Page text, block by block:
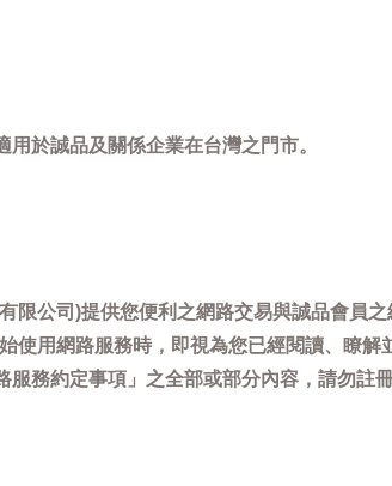
於誠品及關係企業在台灣之門市。
限公司)提供您便利之網路交易與誠品會員
使用網路服務時，即視為您已經閱讀、瞭解
服務約定事項」之全部或部分內容，請勿註